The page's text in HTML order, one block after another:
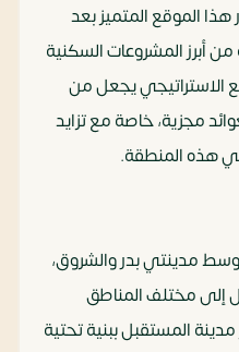
الموقع المتميز بعد
أبرز المشروعات السكنية
الاستراتيجي يجعل من
مجزية، خاصة مع تزايد
هذه المنطقة.
مدينتي بدر والشروق،
إلى مختلف المناطق
المستقبل ببنية تحتية